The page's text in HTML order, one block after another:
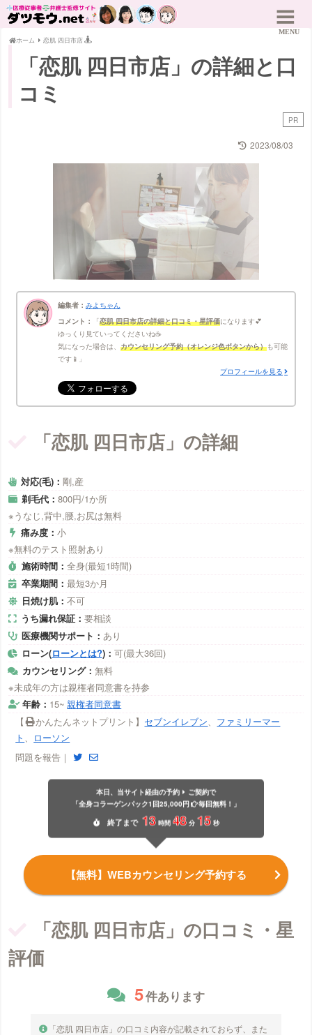
ホーム 恋肌 四日市店
「恋肌 四日市店」の詳細と口
コミ
PR
2023/08/03
編集者： みよちゃん
コメント：
恋肌 四日市店の詳細と口コミ・星評価になります💕
ゆっくり見ていってくださいね☕
気になった場合は、 カウンセリング予約（オレンジ色ボタンから）も可能
です📱
プロフィールを見る
「恋肌 四日市店」の詳細
対応(毛)：剛,産
剃毛代：800円/1か所
※うなじ,背中,腰,お尻は無料
痛み度：小
※無料のテスト照射あり
施術時間： 全身(最短1時間)
卒業期間： 最短3か月
日焼け肌： 不可
うち漏れ保証： 要相談
医療機関サポート： あり
ローン(ローンとは?)： 可(最大36回)
カウンセリング： 無料
※未成年の方は親権者同意書を持参
年齢： 15~ 親権者同意書
【
かんたんネットプリント】 セブンイレブン
ファミリーマー
ト
ローソン
問題を報告｜
本日、当サイト経由の予約
ご契約で
「全身コラーゲンパック1回25,000円
毎回無料！」
終了 まで 13 時間 48 分 14 秒
【無料】WEBカウンセリング予約する
「恋肌 四日市店」の口コミ・星
評価
5件あります
「恋肌 四日市店」の口コミ内容が記載されておらず、また